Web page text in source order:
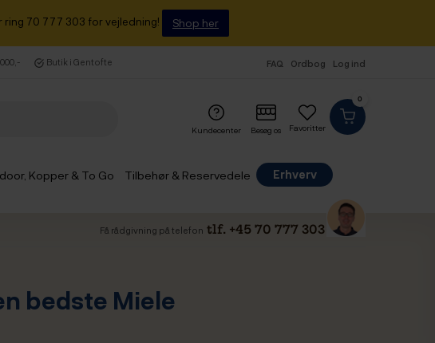
ring 70 777 303 for vejledning! Shop her
Butik i Gentofte FAQ Ordbog Log ind
0
Favoritter
Kundecenter Besøg os
Kopper & To Go Tilbehør & Reservedele
Erhverv
Få rådgivning på telefon tlf. +45 70 777 303
bedste Miele